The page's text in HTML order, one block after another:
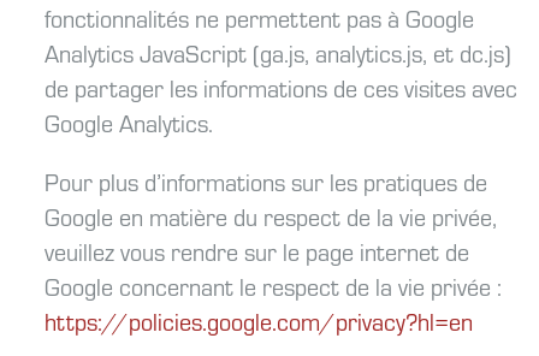
fonctionnalités ne permettent pas à Google
Analytics JavaScript (ga.js, analytics.js, et dc.js)
de partager les informations de ces visites avec
Google Analytics.
Pour plus d’informations sur les pratiques de
Google en matière du respect de la vie privée,
veuillez vous rendre sur le page internet de
Google concernant le respect de la vie privée :
https://policies.google.com/privacy?hl=en